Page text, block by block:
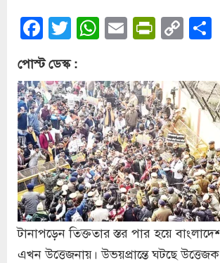
Facebook
Twitter
WhatsApp
EmailCopy
Link
পোস্ট ডেস্ক :
টানাপড়েন তিক্ততার স্তর পার হয়ে
এখন উত্তেজনায়। উভয়প্রান্তে ঘটছে